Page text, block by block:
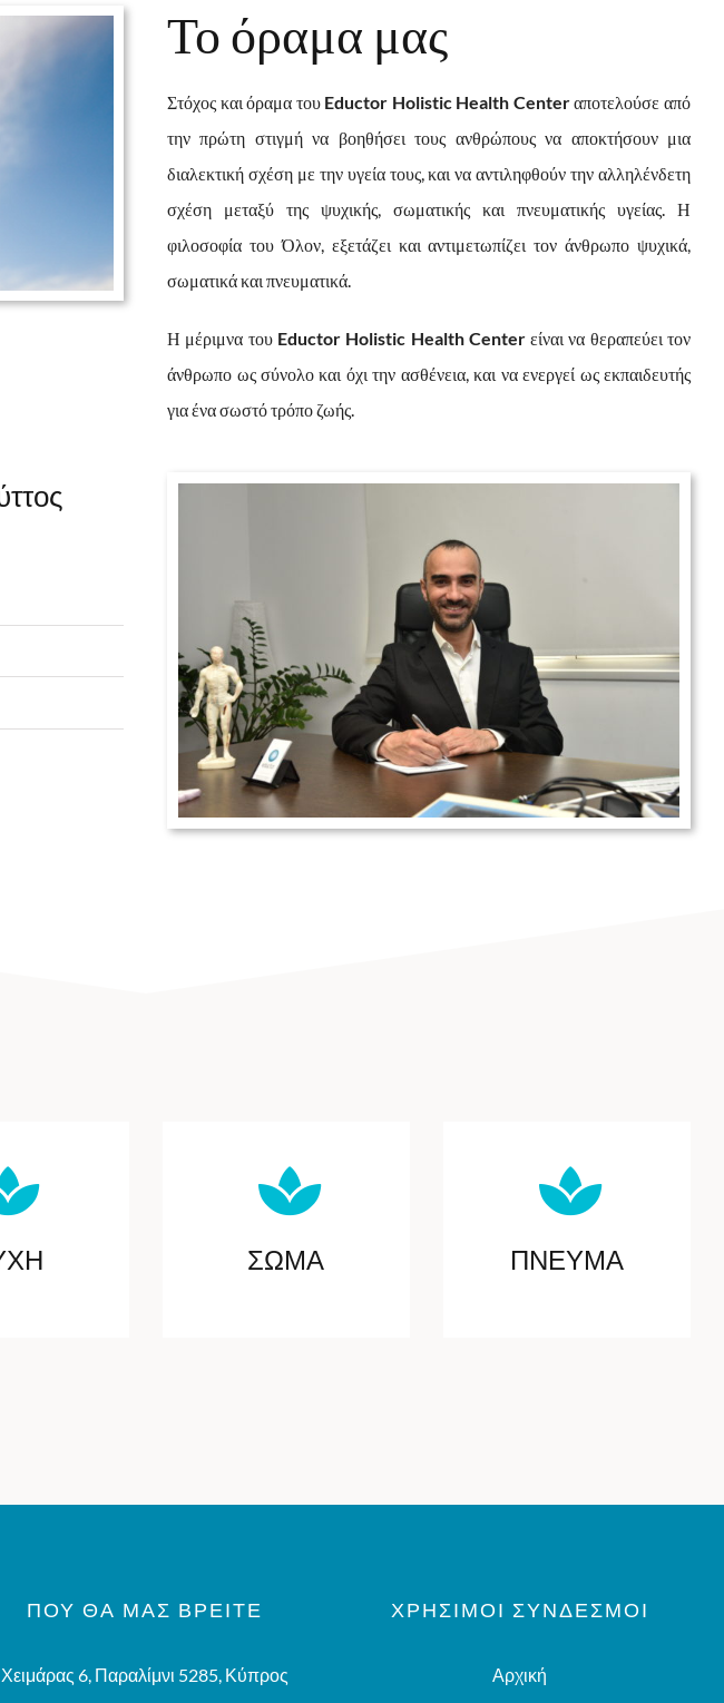
Το όραμα μας
Στόχος και όραμα του Eductor Holistic Health Centerαποτελούσε από
την πρώτη στιγμή να βοηθήσει τους ανθρώπους να αποκτήσουν μια
διαλεκτική σχέση με την υγεία τους, και να αντιληφθούν την αλληλένδετη
σχέση μεταξύ της ψυχικής, σωματικής και πνευματικής υγείας. Η
φιλοσοφία του Όλον, εξετάζει και αντιμετωπίζει τον άνθρωπο ψυχικά,
σωματικά και πνευματικά.
Η μέριμνα του Eductor Holistic Health Centerείναι να θεραπεύει τον
άνθρωπο ως σύνολο και όχι την ασθένεια, και να ενεργεί ως εκπαιδευτής
για ένα σωστό τρόπο ζωής.
ΣΩΜΑ ΠΝΕΥΜΑ
ΠΟΥ ΘΑ ΜΑΣ ΒΡΕΊΤΕ
Χειμάρας 6, Παραλίμνι 5285, Κύπρος
ΧΡΗΣΙΜΟΙ ΣΥΝΔΕΣΜΟΙ
Αρχική